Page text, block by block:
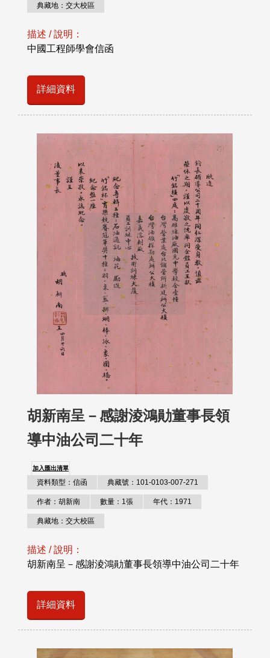
典藏地：交大校區
描述 / 說明：
中國工程師學會信函
詳細資料
胡新南呈－感謝淩鴻勛董事長領
導中油公司二十年
加入匯出清單
資料類型：信函 典藏號：101-0103-007-271
作者：胡新南 數量：1張 年代：1971
典藏地：交大校區
描述 / 說明：
胡新南呈－感謝淩鴻勛董事長領導中油公司二十年
詳細資料